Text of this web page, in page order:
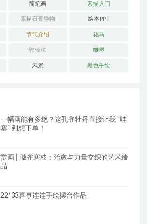
简笔画 素描入门
素描石膏静物 绘本PPT
节气介绍 花鸟
郭传璋 雕塑
风景 黑色手绘
一幅画能有多绝？这孔雀牡丹直接让我 “哇
塞” 到想下单！
赏画 | 傲雀寒枝：治愈与力量交织的艺术臻
品
22*33喜事连连手绘摆台作品